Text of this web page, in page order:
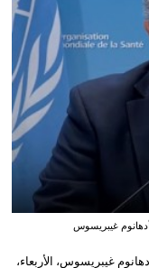
أدهانوم غيبريسوس
غيبريسوس، الأربعاء،